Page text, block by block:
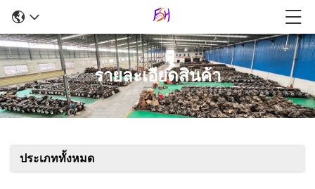
รายละเอียดสินค้า
ประเภททั้งหมด